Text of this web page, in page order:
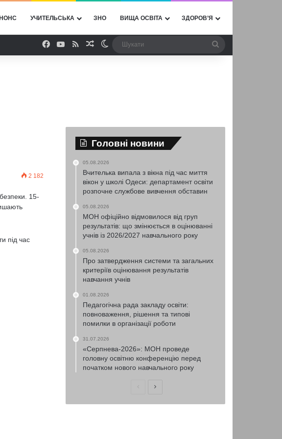
УЧИТЕЛЬСЬКА ЗНО ВИЩА ОСВІТА ЗДОРОВ’Я
Facebook
YouTube
RSSВипадкова стаття
Switch skin
2 182
15-
під час
Головні новини
05.08.2026
Вчителька випала з вікна під час миття
вікон у школі Одеси: департамент освіти
розпочне службове вивчення обставин
05.08.2026
МОН офіційно відмовилося від груп
результатів: що змінюється в оцінюванні
учнів із 2026/2027 навчального року
05.08.2026
Про затвердження системи та загальних
критеріїв оцінювання результатів
навчання учнів
01.08.2026
Педагогічна рада закладу освіти:
повноваження, рішення та типові
помилки в організації роботи
31.07.2026
«Серпнева-2026»: МОН проведе
головну освітню конференцію перед
початком нового навчального року
ПопередняНаступна